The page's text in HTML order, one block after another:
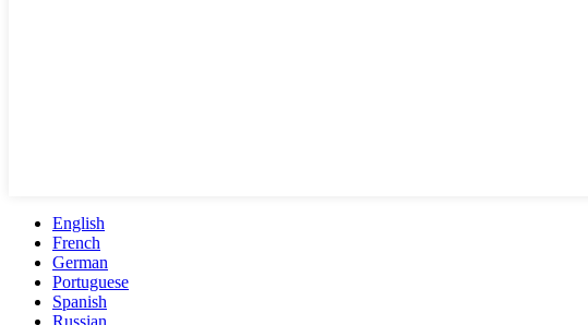
English
French
German
Portuguese
Spanish
Russian